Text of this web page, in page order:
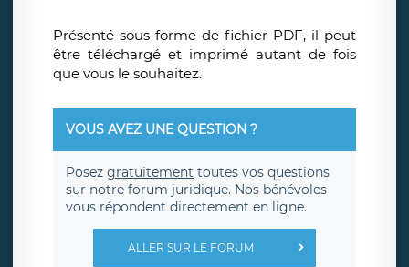
Présenté sous forme de fichier PDF, il peut
être téléchargé et imprimé autant de fois
que vous le souhaitez.
VOUS AVEZ UNE QUESTION ?
Posez gratuitement toutes vos questions
sur notre forum juridique. Nos bénévoles
vous répondent directement en ligne.
ALLER SUR LE FORUM